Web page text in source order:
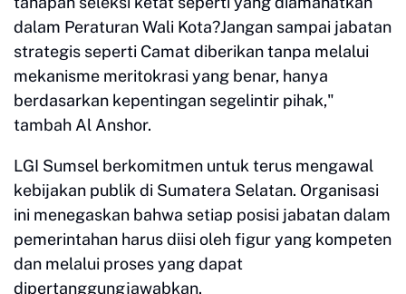
dalam Peraturan Wali Kota?Jangan sampai jabatan
strategis seperti Camat diberikan tanpa melalui
mekanisme meritokrasi yang benar, hanya
berdasarkan kepentingan segelintir pihak,"
tambah Al Anshor.
LGI Sumsel berkomitmen untuk terus mengawal
kebijakan publik di Sumatera Selatan. Organisasi
ini menegaskan bahwa setiap posisi jabatan dalam
pemerintahan harus diisi oleh figur yang kompeten
dan melalui proses yang dapat
dipertanggungjawabkan.